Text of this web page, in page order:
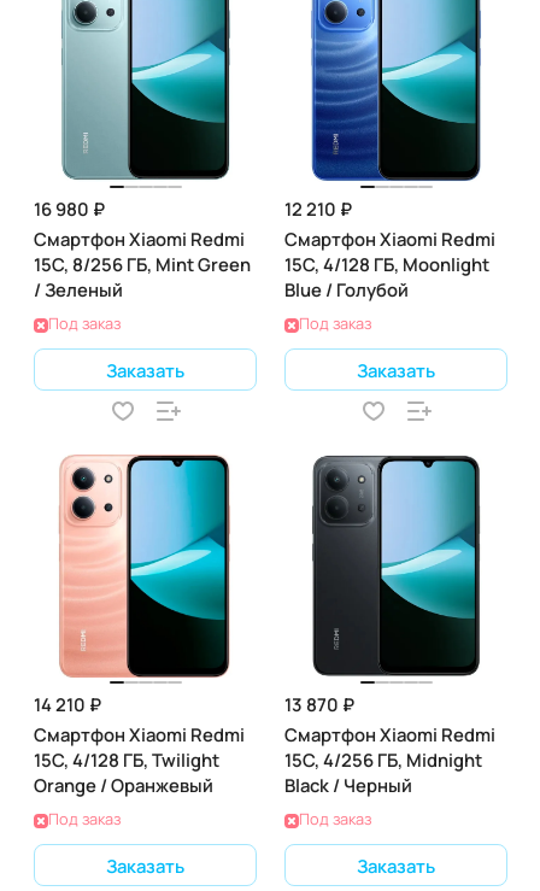
16 980 ₽
Смартфон Xiaomi Redmi
15C, 8/256 ГБ, Mint Green
/ Зеленый
Под заказ
Заказать
12 210 ₽
Смартфон Xiaomi Redmi
15C, 4/128 ГБ, Moonlight
Blue / Голубой
Под заказ
Заказать
14 210 ₽
Смартфон Xiaomi Redmi
15C, 4/128 ГБ, Twilight
Orange / Оранжевый
Под заказ
Заказать
13 870 ₽
Смартфон Xiaomi Redmi
15C, 4/256 ГБ, Midnight
Black / Черный
Под заказ
Заказать